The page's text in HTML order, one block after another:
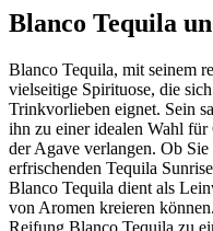
Blanco Tequila
Blanco Tequila, mit seinem
vielseitige Spirituose, die
Trinkvorlieben eignet. Sein
ihn zu einer idealen Wahl für
der Agave verlangen. Ob
erfrischenden Tequila
Blanco Tequila dient als
von Aromen kreieren
Reifung Blanco Tequila zu